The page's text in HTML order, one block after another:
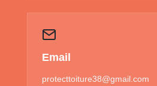
Email
protecttoiture38@gmail.com